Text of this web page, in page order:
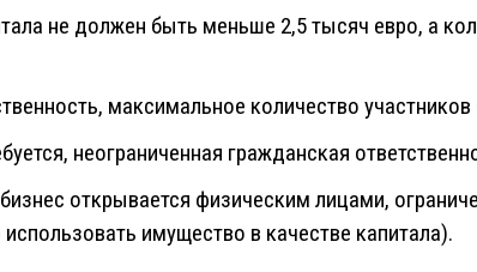
не должен быть меньше 2,5 тысяч евро, а
максимальное количество
неограниченная гражданская
открывается физическим лицами,
имущество в качестве капитала).